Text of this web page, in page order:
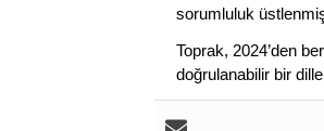
sorumluluk
Toprak, 2024’den
doğrulanabilir bir